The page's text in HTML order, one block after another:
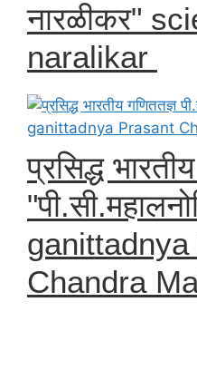
नारळीकर"
naralikar
प्रसिद्ध
Chandra